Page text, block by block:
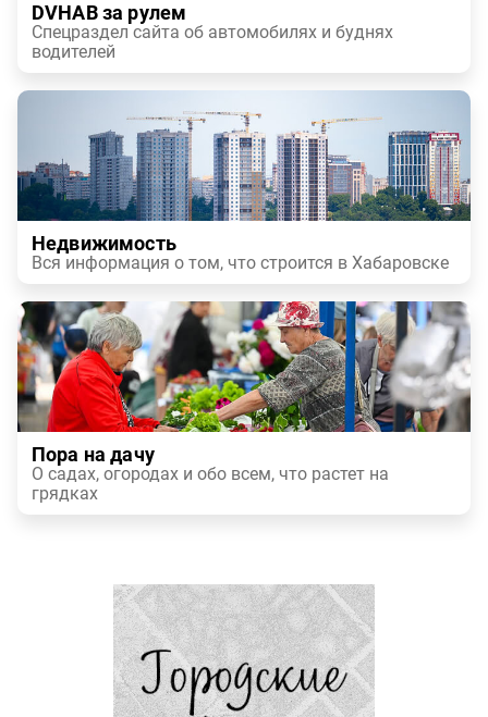
DVHAB за рулем
Спецраздел сайта об автомобилях и буднях
водителей
Недвижимость
Вся информация о том, что строится в Хабаровске
Пора на дачу
О садах, огородах и обо всем, что растет на
грядках